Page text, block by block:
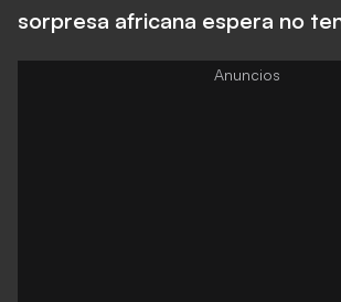
sorpresa africana espera no